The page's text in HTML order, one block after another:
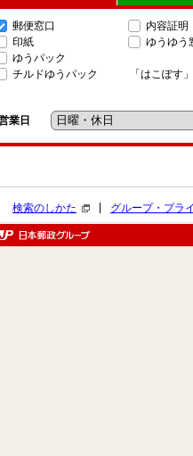
郵便窓口
印紙
ゆうパック
チルドゆうパック
内容証明
ゆうゆう
「はこぽす
業日
検索のしかた グループ・プラ